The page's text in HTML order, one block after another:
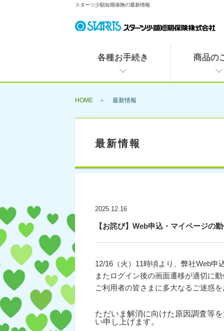
スターツ少額短期保険の最新情報
各種お手続き 商品の
HOME 最新情報
最新情報
2025.12.16
【お詫び】Web申込・マイページの
12/16（火）11時頃より、弊社Web申
またログイン後の画面遷移が適切に
ご利用者の皆さまに多大なるご迷惑
ただいま解消に向けた原因調査等
い申し上げます。